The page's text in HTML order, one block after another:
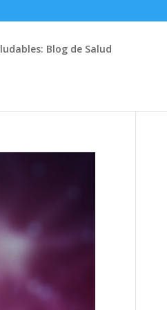
Blog de Salud